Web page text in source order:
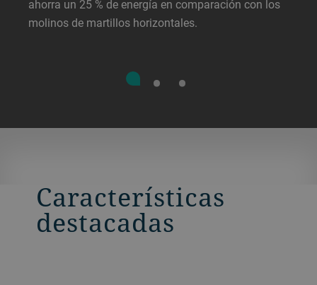
ahorra un 25 % de energía en comparación con los
molinos de martillos horizontales.
Características
destacadas